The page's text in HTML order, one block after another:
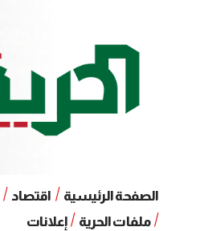
الصفحة الرئيسية اقتصاد
ملفات الحرية
إعلانات